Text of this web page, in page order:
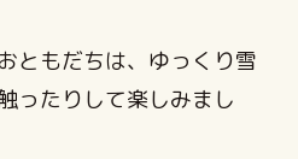
ともだちは、ゆっくり雪
ったりして楽しみまし